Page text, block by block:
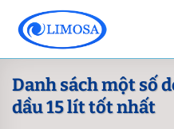
content
Danh sách một số
dầu 15 lít tốt nhất